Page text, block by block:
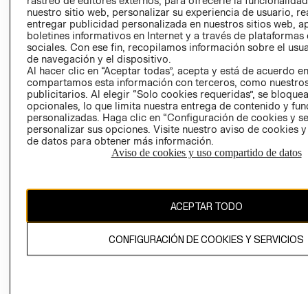
LIBRO DE
Ecuador ($)
CAMBIAR REGIÓN
El contenido de esta página web está protegido por copyright y es
nuestro sitio web, personalizar su experiencia de usuario,
entregar publicidad personalizada en nuestros sitios web,
boletines informativos en Internet y a través de plataformas
sociales. Con ese fin, recopilamos información sobre el
de navegación y el dispositivo.
Al hacer clic en “Aceptar todas”, acepta y está de acuerdo
compartamos esta información con terceros, como
publicitarios. Al elegir “Solo cookies requeridas”, se
opcionales, lo que limita nuestra entrega de contenido y
personalizadas. Haga clic en “Configuración de cookies y
personalizar sus opciones. Visite nuestro aviso de cookies
de datos para obtener más información.
Aviso de cookies y uso compartido de datos
ACEPTAR TODO
CONFIGURACIÓN DE COOKIES Y SERVICIOS